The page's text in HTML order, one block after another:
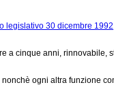
legislativo 30 dicembre
cinque anni, rinnovabile,
ogni altra funzione